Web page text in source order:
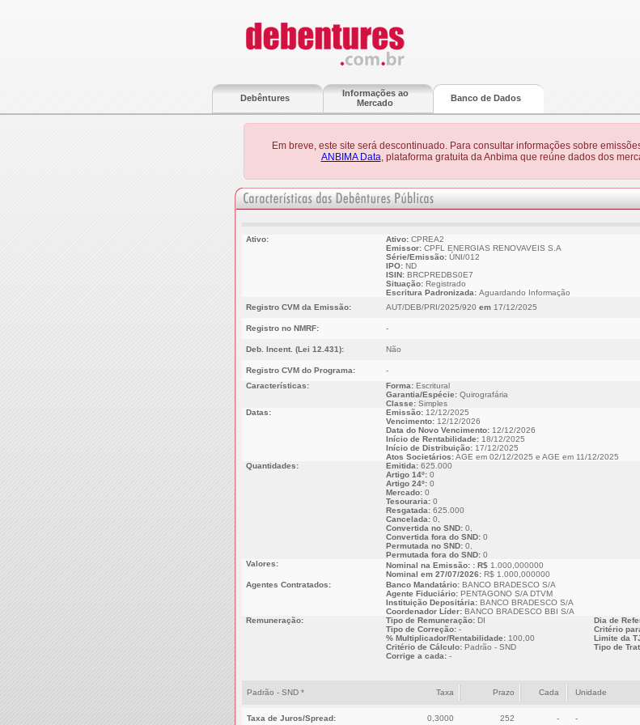
Debêntures
Informações ao
Mercado
Banco de Dados
Em breve, este site será descontinuado. Para consultar informações sobre
ANBIMA Data, plataforma gratuita da Anbima que reúne dados dos
Ativo: Ativo:CPREA2
Emissor:CPFL ENERGIAS RENOVAVEIS S.A
Série/Emissão:ÚNI/012
IPO: ND
ISIN:BRCPREDBS0E7
Situação:Registrado
Escritura Padronizada: Aguardando Informação
Registro CVM da Emissão:
AUT/DEB/PRI/2025/920 em17/12/2025
Registro no NMRF: -
Deb. Incent. (Lei 12.431): Não
Registro CVM do Programa:
-
Características:
Forma:Escritural
Garantia/Espécie:Quirografária
Classe:Simples
Datas:
Emissão:12/12/2025
Vencimento: 12/12/2026
Data do Novo Vencimento:12/12/2026
Início de Rentabilidade:18/12/2025
Início de Distribuição:17/12/2025
Atos Societários:AGE em 02/12/2025 e AGE em 11/12/2025
Quantidades:
Emitida:625.000
Artigo 14º:0
Artigo 24º:0
Mercado:0
Tesouraria:0
Resgatada:625.000
Cancelada:0,
Convertida no SND:0,
Convertida fora do SND:0
Permutada no SND:0,
Permutada fora do SND:0
Valores:
Nominal na Emissão: : R$ 1.000,000000
Nominal em 27/07/2026:R$ 1.000,000000
Agentes Contratados:
Banco Mandatário:BANCO BRADESCO S/A
Agente Fiduciário:PENTAGONO S/A DTVM
Instituição Depositária:BANCO BRADESCO S/A
Coordenador Líder:BANCO BRADESCO BBI S/A
Remuneração:
Tipo de Remuneração:DI
Tipo de Correção:-
% Multiplicador/Rentabilidade:100,00
Critério de Cálculo:Padrão - SND
Corrige a cada:-
Dia de
Critério
Limite da
Tipo de
Padrão - SND * Taxa Prazo Cada Unidade
Taxa de Juros/Spread: 0,3000 252 - -